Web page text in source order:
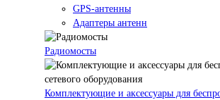
GPS-антенны
Адаптеры антенн
Радиомосты
Комплектующие и аксессуары для